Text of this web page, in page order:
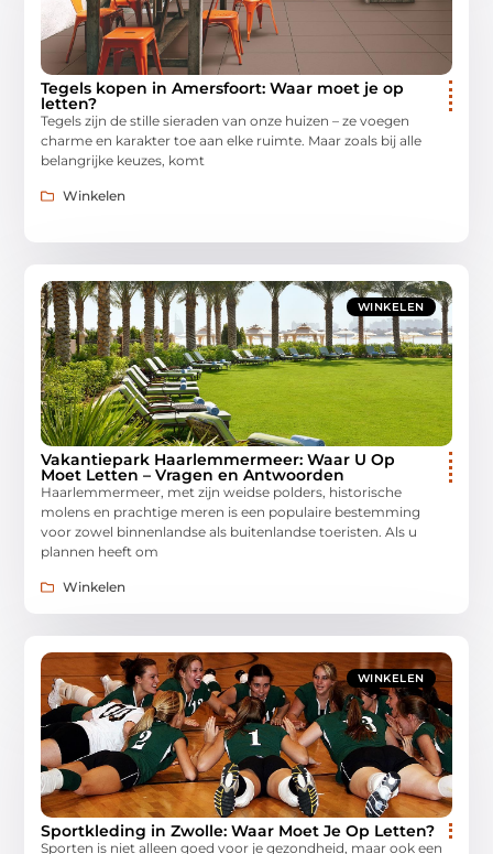
Tegels kopen in Amersfoort: Waar moet je op
letten?
Tegels zijn de stille sieraden van onze huizen – ze voegen
charme en karakter toe aan elke ruimte. Maar zoals bij alle
belangrijke keuzes, komt
Winkelen
WINKELEN
Vakantiepark Haarlemmermeer: Waar U Op
Moet Letten – Vragen en Antwoorden
Haarlemmermeer, met zijn weidse polders, historische
molens en prachtige meren is een populaire bestemming
voor zowel binnenlandse als buitenlandse toeristen. Als u
plannen heeft om
Winkelen
WINKELEN
Sportkleding in Zwolle: Waar Moet Je Op Letten?
Sporten is niet alleen goed voor je gezondheid, maar ook een